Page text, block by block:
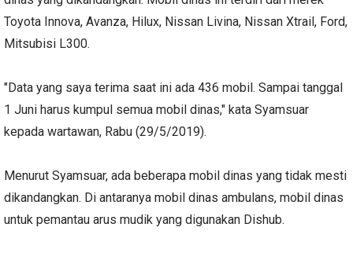
Toyota Innova, Avanza, Hilux, Nissan Livina, Nissan Xtrail, Ford,
Mitsubisi L300.
"Data yang saya terima saat ini ada 436 mobil. Sampai tanggal
1 Juni harus kumpul semua mobil dinas," kata Syamsuar
kepada wartawan, Rabu (29/5/2019).
Menurut Syamsuar, ada beberapa mobil dinas yang tidak mesti
dikandangkan. Di antaranya mobil dinas ambulans, mobil dinas
untuk pemantau arus mudik yang digunakan Dishub.